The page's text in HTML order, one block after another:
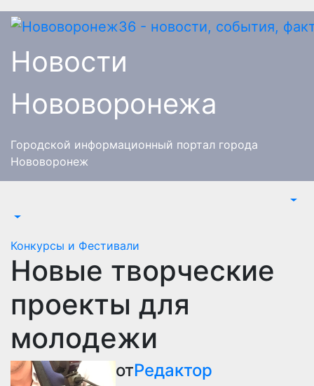
Перейти
Новости
Нововоронежа
Городской информационный портал города
Нововоронеж
Конкурсы и Фестивали
Новые творческие
проекты для
молодежи
отРедактор